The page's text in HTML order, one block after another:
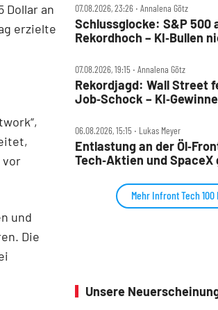
Dollar an
erzielte
vor
und
Die
07.08.2026, 23:26 ‧ Annalena Götz
Schlussglocke: S&P 500
Rekordhoch – KI‑Bullen
07.08.2026, 19:15 ‧ Annalena Götz
Rekordjagd: Wall Street
Job‑Schock –
06.08.2026, 15:15 ‧ Lukas Meyer
Entlastung an der
Tech‑Aktien und SpaceX
Mehr Infront Tech
Unsere